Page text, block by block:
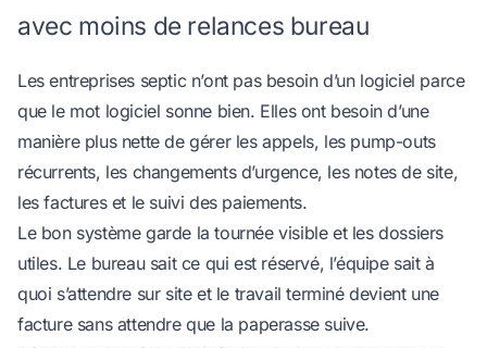
avec moins de relances bureau
Les entreprises septic n’ont pas besoin d’un logiciel parce
que le mot logiciel sonne bien. Elles ont besoin d’une
manière plus nette de gérer les appels, les pump-outs
récurrents, les changements d’urgence, les notes de site,
les factures et le suivi des paiements.
Le bon système garde la tournée visible et les dossiers
utiles. Le bureau sait ce qui est réservé, l’équipe sait à
quoi s’attendre sur site et le travail terminé devient une
facture sans attendre que la paperasse suive.